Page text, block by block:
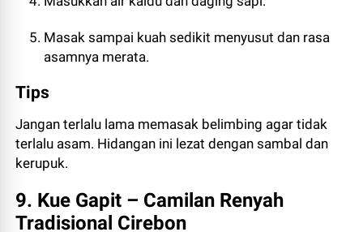
Masak sampai kuah sedikit menyusut dan rasa
asamnya merata.
Tips
Jangan terlalu lama memasak belimbing agar tidak
terlalu asam. Hidangan ini lezat dengan sambal dan
kerupuk.
9. Kue Gapit – Camilan Renyah
Tradisional Cirebon